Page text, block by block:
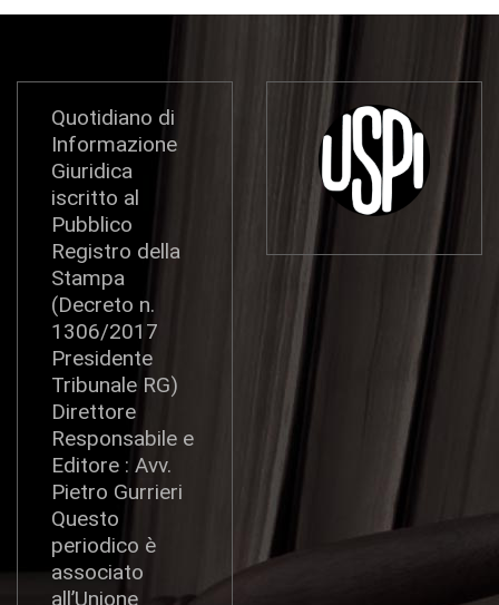
Quotidiano di
Informazione
Giuridica
iscritto al
Pubblico
Registro della
Stampa
(Decreto n.
1306/2017
Presidente
Tribunale RG)
Direttore
Responsabile e
Editore : Avv.
Pietro Gurrieri
Questo
periodico è
associato
all’Unione